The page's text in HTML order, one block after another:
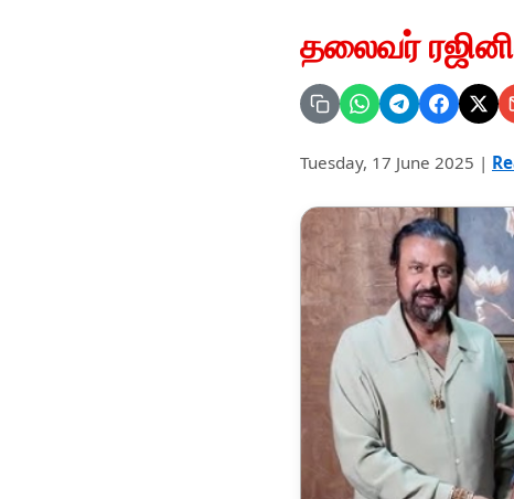
தலைவர்
Tuesday, 17 June 2025 |